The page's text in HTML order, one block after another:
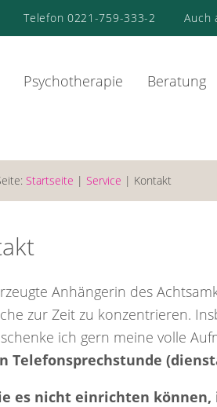
Telefon 0221-759-333-2 Auch
Psychotherapie Beratung
Startseite | Service | Kontakt
Anhängerin des
zur Zeit zu konzentrieren.
ich gern meine volle
Telefonsprechstunde
es nicht einrichten